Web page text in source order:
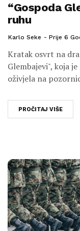
“Gospoda
ruhu
Karlo Seke Prije 6
Kratak osvrt na
Glembajevi", koja
oživjela na
PROČITAJ VIŠE